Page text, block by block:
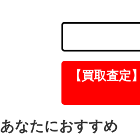
【買取査
あなたにおすすめ